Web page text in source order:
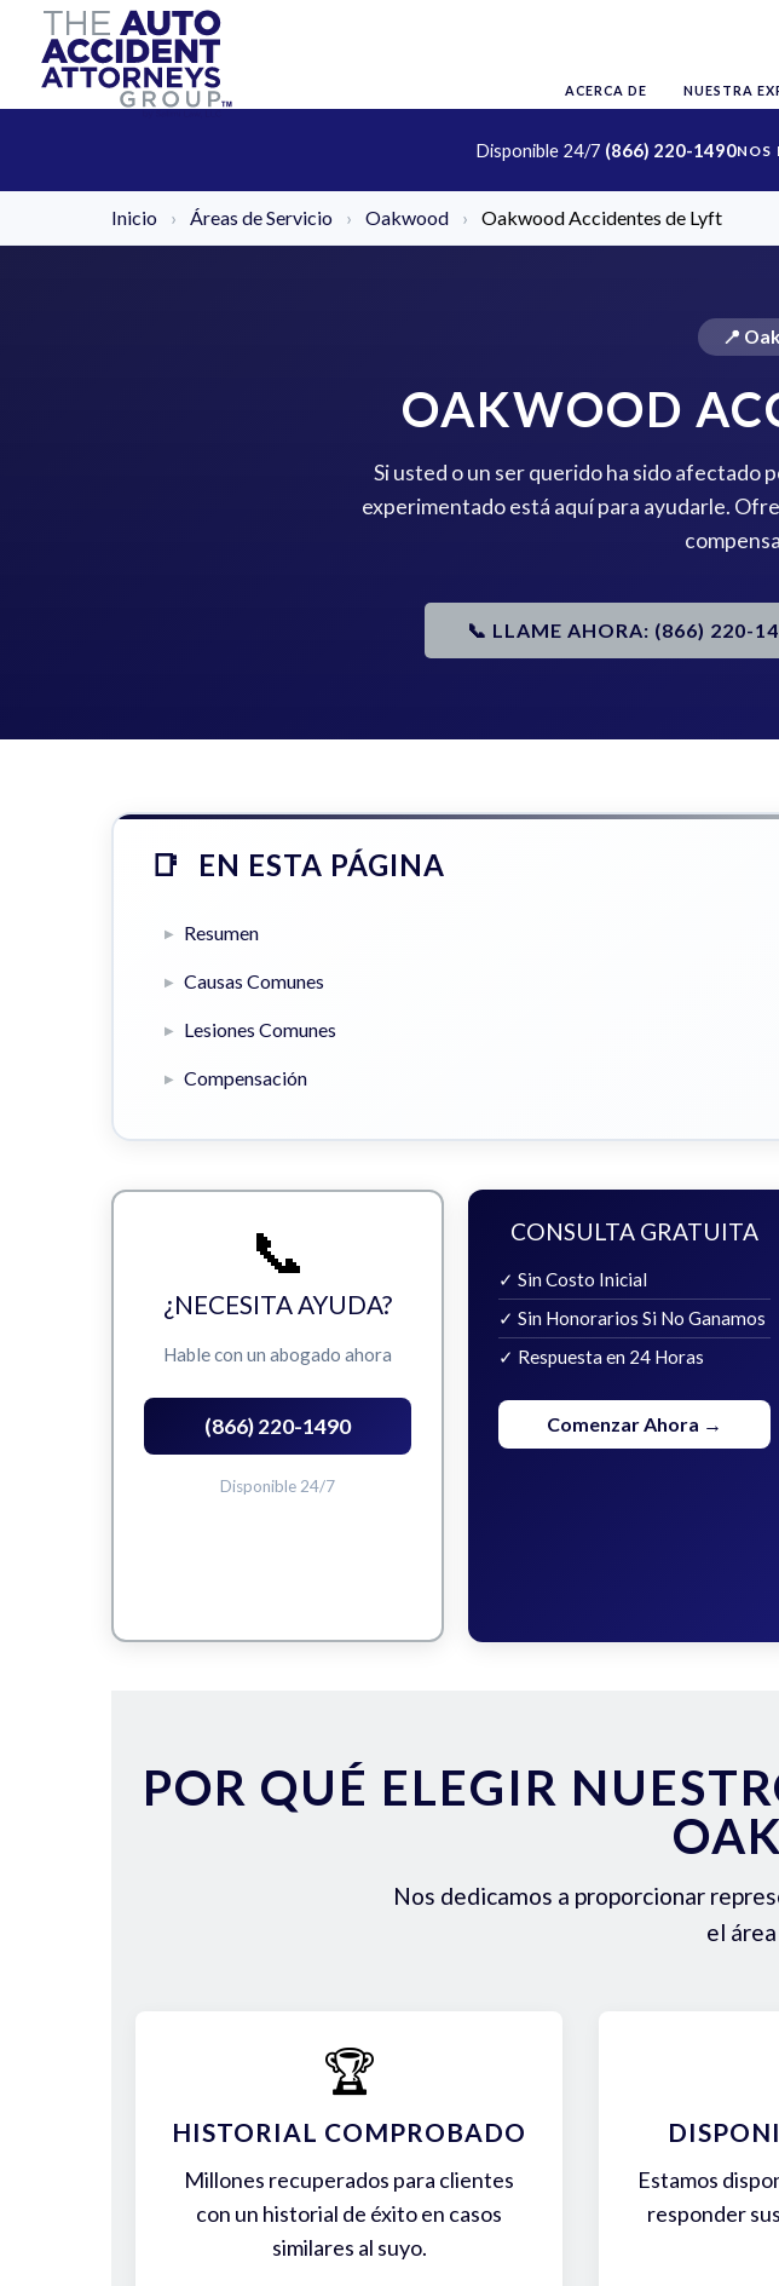
ACERCA DE NUESTRA
Disponible 24/7 (866) 220-1490
Inicio › Áreas de Servicio › Oakwood › Oakwood Accidentes de Lyft
📍
OAKWOOD
Si usted o un ser querido ha sido afectado
experimentado está aquí para ayudarle.
📞 LLAME AHORA: (866) 220-
EN ESTA PÁGINA
Resumen
Causas Comunes
Lesiones Comunes
Compensación
📞
¿NECESITA AYUDA?
Hable con un abogado ahora
(866) 220-1490
Disponible 24/7
CONSULTA GRATUITA
✓ Sin Costo Inicial
✓ Sin Honorarios Si No Ganamos
✓ Respuesta en 24 Horas
Comenzar Ahora →
POR QUÉ ELEGIR
Nos dedicamos a proporcionar
el
🏆
HISTORIAL COMPROBADO
Millones recuperados para clientes
con un historial de éxito en casos
similares al suyo.
Estamos
responder